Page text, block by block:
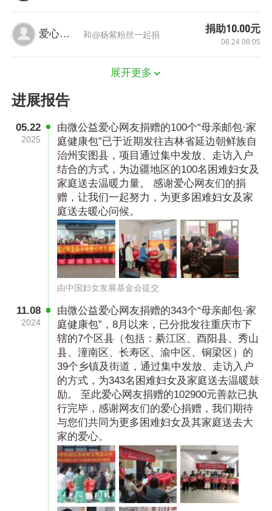
活实际困难，传递社会各界关爱。项目始终秉
持“服务妇女群众、支持妇女发展”的宗旨，汇聚
政府、市场和社会资源，从困难妇女，特别是农
村困难妇女的实际诉求出发，以捐赠“母亲邮
包”的形式，帮助困难妇女解决生活实际问题，提
升健康卫生意识，助力乡村振兴；以发放邮包同
时开展宣讲活动的方式，引导受助妇女加强家庭
家教家风建设，增强对美好生活的向往和信心。
截至2023年12月，项目已累计惠及119.9万余名
困难妇女及其家庭。项目在多次应急救援中快速
响应，先后参与了四川雅安、云南鲁甸地震，青
海雪灾及多个省区洪涝灾害的救援行动。
善款用途：所筹集的善款，将用于邮包内品的采
购、库存、运输、邮寄、分发以及开展宣讲活动
等。为困难妇女及家庭送去“母亲邮包”，为她们
送去祝福，以及社会的关爱。
爱心网友 和@杨紫粉丝一起捐
捐助10.00元
06.24 08:05
展开更多
进展报告
05.22
2025
由微公益爱心网友捐赠的100个“母亲邮包·家
庭健康包”已于近期发往吉林省延边朝鲜族自
治州安图县，项目通过集中发放、走访入户
结合的方式，为边疆地区的100名困难妇女及
家庭送去温暖力量。 感谢爱心网友们的捐
赠，让我们一起努力，为更多困难妇女及家
庭送去暖心问候。
由中国妇女发展基金会提交
11.08
2024
由微公益爱心网友捐赠的343个“母亲邮包·家
庭健康包”，8月以来，已分批发往重庆市下
辖的7个区县（包括：綦江区、酉阳县、秀山
县、潼南区、长寿区、渝中区、铜梁区）的
39个乡镇及街道，通过集中发放、走访入户
的方式，为343名困难妇女及家庭送去温暖鼓
励。 至此爱心网友捐赠的102900元善款已执
行完毕，感谢网友们的爱心捐赠，我们期待
与您们共同为更多困难妇女及其家庭送去大
家的爱心。